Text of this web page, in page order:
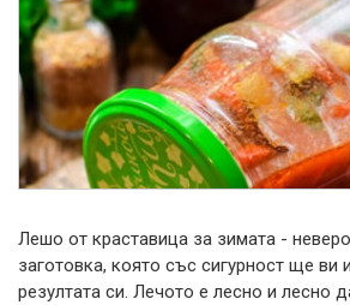
Лешо от краставица за зимата -
заготовка, която със сигурност ще ви
резултата си. Лечото е лесно и лесно